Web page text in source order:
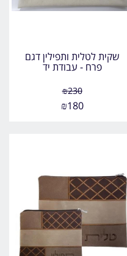
שקית לטלית ותפילין דגם
פרח - עבודת יד
₪230
₪180